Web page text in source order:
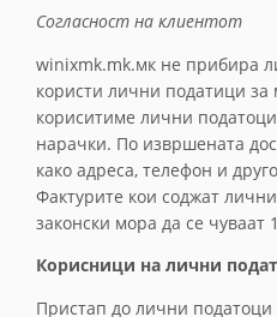
Согласност на клиентот
winixmk.mk.мк не прибира
користи лични податици за
кориситиме лични
нарачки. По извршената
како адреса, телефон и
Фактурите кои соджат
законски мора да се чуваат
Корисници на лични
Пристап до лични